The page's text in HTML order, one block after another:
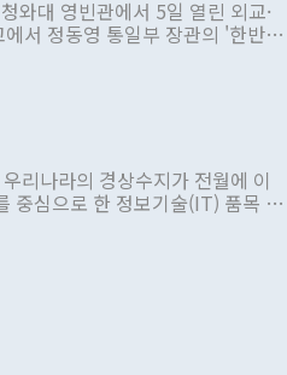
와대 영빈관에서 5일 열린 외교·
서 정동영 통일부 장관의 '한반도
안을 정책으로 추진하겠다고 공
는 비판을 내놨다. 그동안 정 장
적은 여러 번 있지만 대통령과 유
표명한 것은 이례적이다. 정 장
야 한다는 목소리도 높아지고 있
리나라의 경상수지가 전월에 이
중심으로 한 정보기술(IT) 품목 수